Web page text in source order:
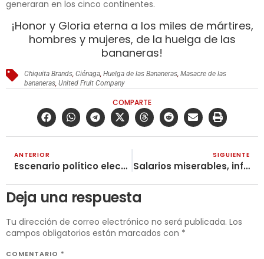
generaran en los cinco continentes.
¡Honor y Gloria eterna a los miles de mártires,
hombres y mujeres, de la huelga de las
bananeras!
Chiquita Brands ,Ciénaga ,Huelga de las Bananeras ,Masacre de las
bananeras ,United Fruit Company
COMPARTE
ANTERIOR
Escenario político electoral para las presidenciales en el 2026
SIGUIENTE
Salarios miserables, infancias aplastadas
Deja una respuesta
Tu dirección de correo electrónico no será publicada. Los
campos obligatorios están marcados con *
COMENTARIO *